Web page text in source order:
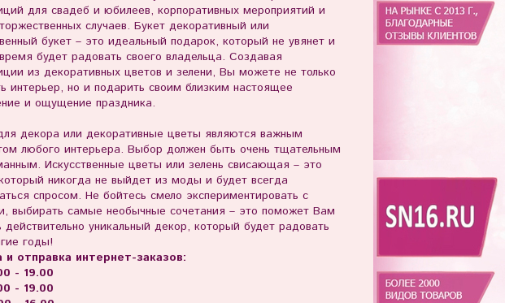
для свадеб и юбилеев, корпоративных мероприятий и
случаев. Букет декоративный или
букет – это идеальный подарок, который не увянет и
будет радовать своего владельца. Создавая
из декоративных цветов и зелени, Вы можете не только
интерьер, но и подарить своим близким настоящее
и ощущение праздника.
декора или декоративные цветы являются важным
любого интерьера. Выбор должен быть очень тщательным
Искусственные цветы или зелень свисающая – это
никогда не выйдет из моды и будет всегда
спросом. Не бойтесь смело экспериментировать с
выбирать самые необычные сочетания – это поможет Вам
действительно уникальный декор, который будет радовать
годы!
и отправка интернет-заказов:
- 19.00
- 19.00